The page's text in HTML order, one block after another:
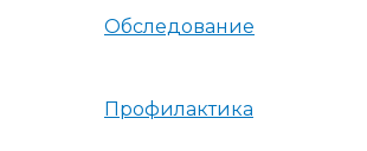
Обследование
Профилактика